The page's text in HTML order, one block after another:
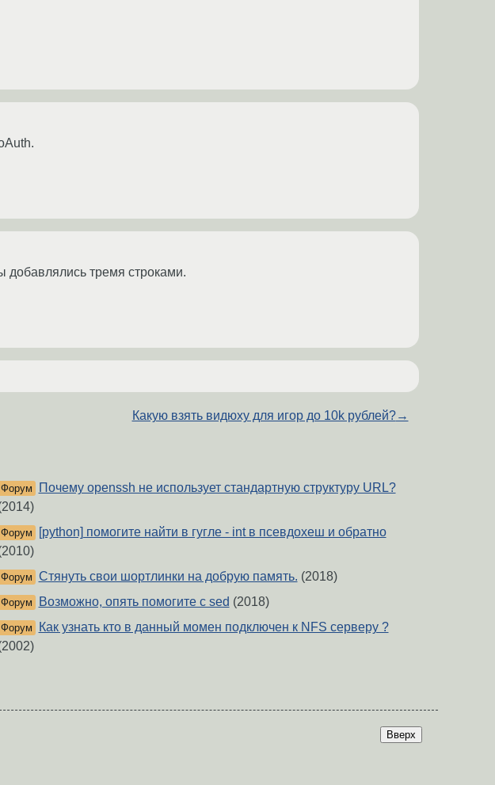
добавлялись тремя строками.
Какую взять видюху для игор до 10k рублей?→
Форум
Почему openssh не использует стандартную структуру URL?
Форум
[python] помогите найти в гугле - int в псевдохеш и обратно
Форум Стянуть свои шортлинки на добрую память. (2018)
Форум Возможно, опять помогите с sed (2018)
Форум
Как узнать кто в данный момен подключен к NFS серверу ?
Вверх